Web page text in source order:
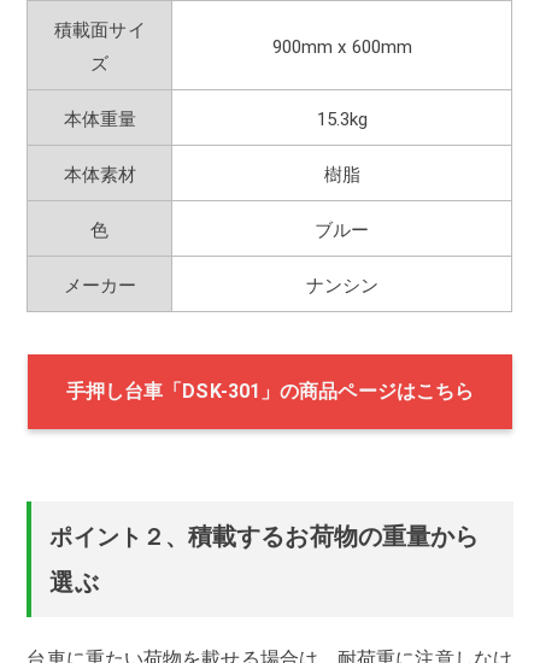
積載面サイ
ズ
900mm x 600mm
本体重量 15.3kg
本体素材 樹脂
色 ブルー
メーカー ナンシン
手押し台車「DSK-301」の商品ページはこちら
ポイント２、積載するお荷物の重量から
選ぶ